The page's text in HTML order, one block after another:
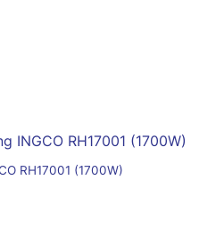
RH17001 (1700W)